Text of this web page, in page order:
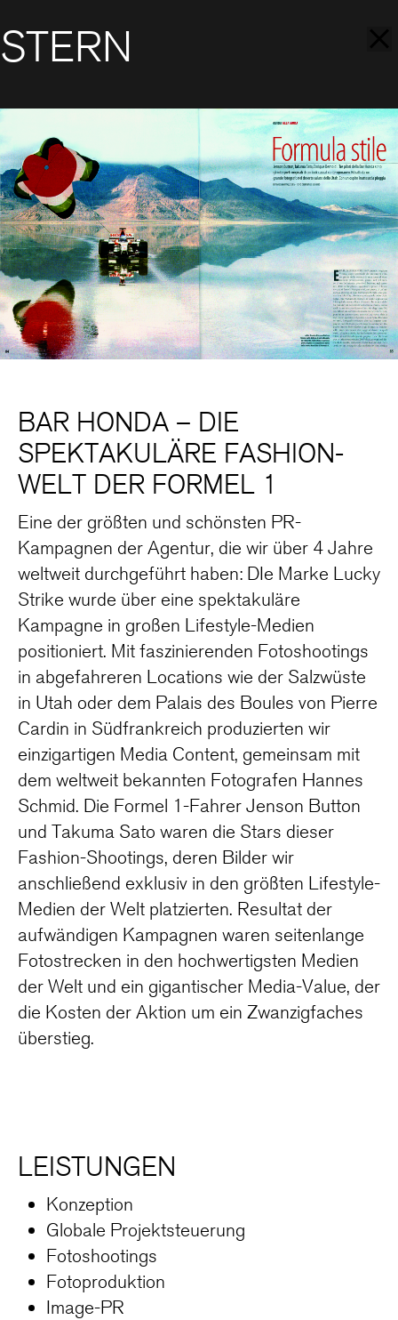
STERN
BAR HONDA – DIE
SPEKTAKULÄRE FASHION-
WELT DER FORMEL 1
Eine der größten und schönsten PR-
Kampagnen der Agentur, die wir über 4 Jahre
weltweit durchgeführt haben: DIe Marke Lucky
Strike wurde über eine spektakuläre
Kampagne in großen Lifestyle-Medien
positioniert. Mit faszinierenden Fotoshootings
in abgefahreren Locations wie der Salzwüste
in Utah oder dem Palais des Boules von Pierre
Cardin in Südfrankreich produzierten wir
einzigartigen Media Content, gemeinsam mit
dem weltweit bekannten Fotografen Hannes
Schmid. Die Formel 1-Fahrer Jenson Button
und Takuma Sato waren die Stars dieser
Fashion-Shootings, deren Bilder wir
anschließend exklusiv in den größten Lifestyle-
Medien der Welt platzierten. Resultat der
aufwändigen Kampagnen waren seitenlange
Fotostrecken in den hochwertigsten Medien
der Welt und ein gigantischer Media-Value, der
die Kosten der Aktion um ein Zwanzigfaches
überstieg.
LEISTUNGEN
Konzeption
Globale Projektsteuerung
Fotoshootings
Fotoproduktion
Image-PR